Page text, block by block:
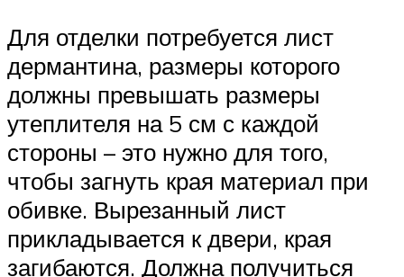
Для отделки потребуется лист
дермантина, размеры которого
должны превышать размеры
утеплителя на 5 см с каждой
стороны – это нужно для того,
чтобы загнуть края материал при
обивке. Вырезанный лист
прикладывается к двери, края
загибаются. Должна получиться